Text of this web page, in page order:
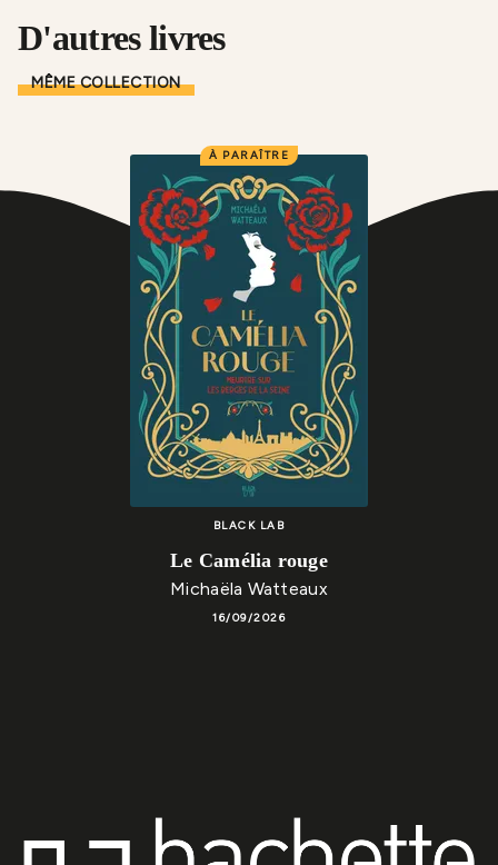
D'autres livres
MÊME COLLECTION
À PARAÎTRE
BLACK LAB
Le Camélia rouge
Michaëla Watteaux
16/09/2026